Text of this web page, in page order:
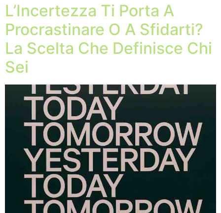
L’Incertezza Ti Porta A
Procrastinare O A Sfidarti?
La Scelta Che Definisce Chi
Sei